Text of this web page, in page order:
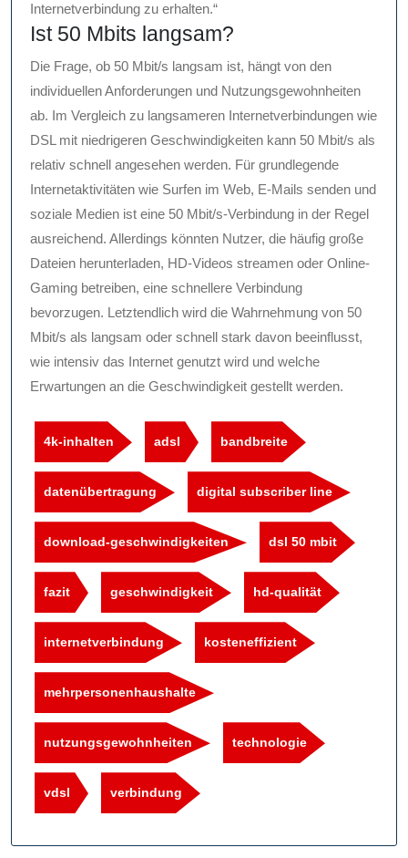
Internetverbindung zu erhalten.“
Ist 50 Mbits langsam?
Die Frage, ob 50 Mbit/s langsam ist, hängt von den
individuellen Anforderungen und Nutzungsgewohnheiten
ab. Im Vergleich zu langsameren Internetverbindungen wie
DSL mit niedrigeren Geschwindigkeiten kann 50 Mbit/s als
relativ schnell angesehen werden. Für grundlegende
Internetaktivitäten wie Surfen im Web, E-Mails senden und
soziale Medien ist eine 50 Mbit/s-Verbindung in der Regel
ausreichend. Allerdings könnten Nutzer, die häufig große
Dateien herunterladen, HD-Videos streamen oder Online-
Gaming betreiben, eine schnellere Verbindung
bevorzugen. Letztendlich wird die Wahrnehmung von 50
Mbit/s als langsam oder schnell stark davon beeinflusst,
wie intensiv das Internet genutzt wird und welche
Erwartungen an die Geschwindigkeit gestellt werden.
4k-inhalten adsl bandbreite
datenübertragung digital subscriber line
download-geschwindigkeiten dsl 50 mbit
fazit geschwindigkeit hd-qualität
internetverbindung kosteneffizient
mehrpersonenhaushalte
nutzungsgewohnheiten technologie
vdsl verbindung